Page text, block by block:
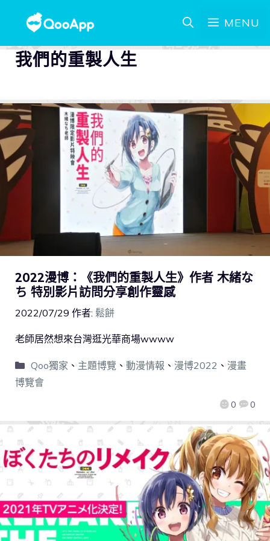
MENU
我們的重製人生
2022漫博：《我們的重製人生》作者 木緒な
ち 特別影片訪問分享創作靈感
2022/07/29 作者: 鬆餅
0 0
老師居然想來台灣逛光華商場wwww
Qoo獨家 、 主題博覽 、 動漫情報 、 漫博2022 、 漫畫
博覽會